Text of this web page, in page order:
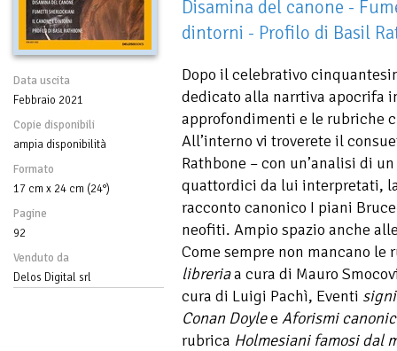
Data uscita
Febbraio 2021
Copie disponibili
ampia disponibilità
Formato
17 cm x 24 cm (24°)
Pagine
92
Venduto da
Delos Digital srl
Disamina del canone -
dintorni - Profilo di Basil
Dopo il celebrativo
dedicato alla narrtiva apocrifa
approfondimenti e le rubriche
All’interno vi troverete il
Rathbone – con un’analisi di
quattordici da lui interpretati,
racconto canonico I piani
neofiti. Ampio spazio anche
Come sempre non mancano le
libreriaa cura di Mauro
cura di Luigi Pachì, Eventi
Conan Doylee Aforismi
rubrica Holmesiani famosi dal